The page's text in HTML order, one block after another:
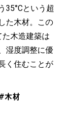
35°Cという超
た木材。この
木造建築は
湿度調整に優
く住むことが
木材